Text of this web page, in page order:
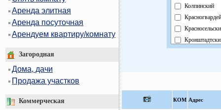
Аренда элитная
Аренда посуточная
Арендуем квартиру/комнату
Загородная
Дома, дачи
Продажа участков
Коммерческая
Колпинский
Павловский
КOМ Адрес